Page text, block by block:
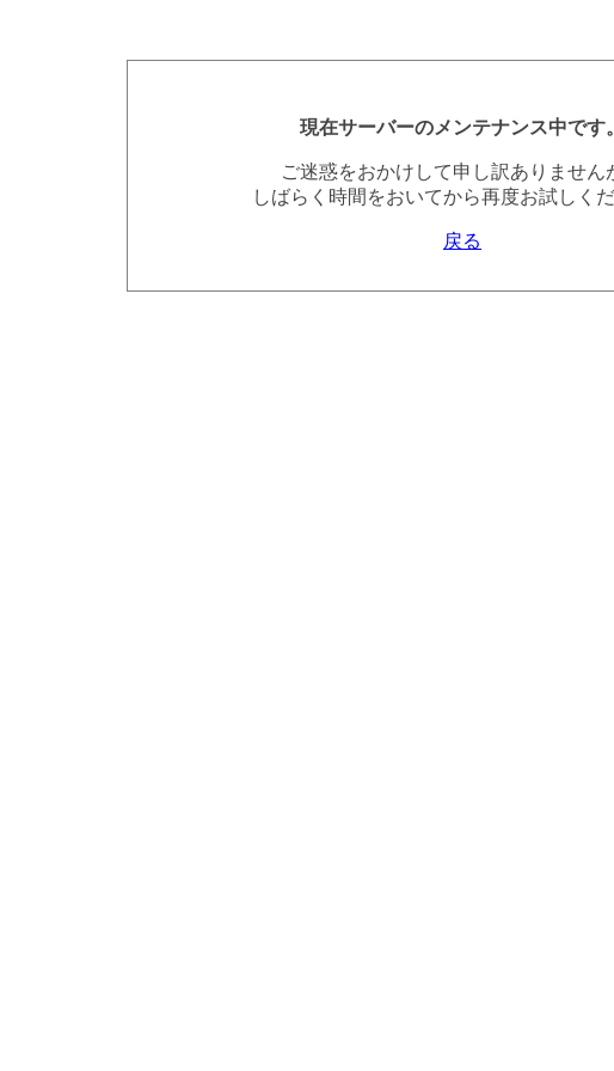
現在サーバーのメンテナンス中です。
ご迷惑をおかけして申し訳ありません
しばらく時間をおいてから再度お試しくだ
戻る